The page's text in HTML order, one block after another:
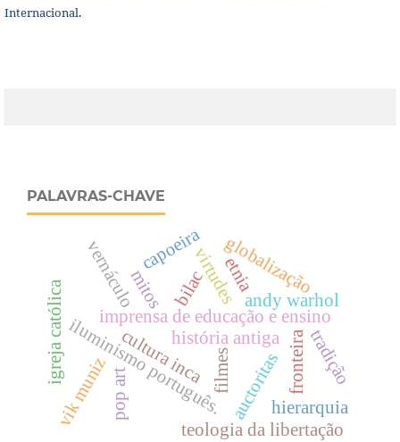
Internacional.
PALAVRAS-CHAVE
imprensa de educação e ensino
andy warhol
história antiga
bilac
iluminismo português. auctoritas
virtudes
vik muniz pop art
vernáculo
filmes
cultura inca
mitos globalização
teologia da libertação
igreja católica fronteira
etnia
capoeira
hierarquia
tradição